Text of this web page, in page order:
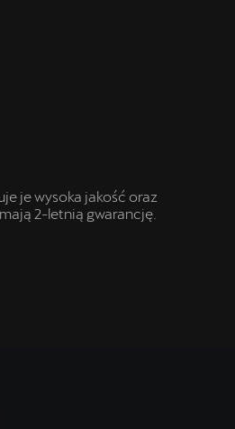
je wysoka jakość oraz
2-letnią gwarancję.